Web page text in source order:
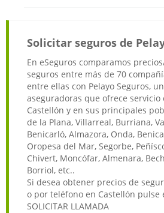
Solicitar seguros de
En eSeguros comparamos
seguros entre más de 70
entre ellas con Pelayo Seguros,
aseguradoras que ofrece
Castellón y en sus principales
de la Plana, Villarreal, Burriana,
Benicarló, Almazora, Onda,
Oropesa del Mar, Segorbe,
Chivert, Moncófar, Almenara,
Borriol, etc..
Si desea obtener precios de
o por teléfono en Castellón pulse
SOLICITAR LLAMADA